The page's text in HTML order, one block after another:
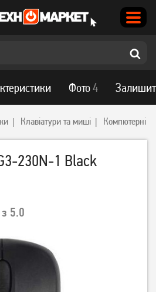
Клавіатури та миші Компютерні
230N-1 Black
з 5.0
Фото4